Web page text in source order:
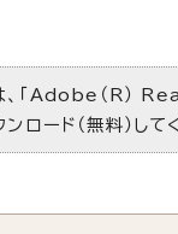
「Adobe（R）
ロード（無料）して